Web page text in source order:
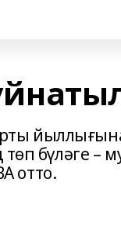
бүләге –
отто.